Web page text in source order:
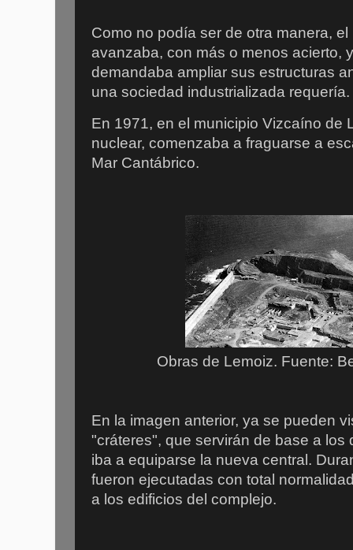
Como no podía ser de otra manera,
avanzaba, con más o menos acierto,
demandaba ampliar sus estructuras
una sociedad industrializada requería.
En 1971, en el municipio Vizcaíno de
nuclear, comenzaba a fraguarse a
Mar Cantábrico.
Obras de Lemoiz. Fuente:
En la imagen anterior, ya se pueden
"cráteres", que servirán de base a los
iba a equiparse la nueva central.
fueron ejecutadas con total
a los edificios del complejo.